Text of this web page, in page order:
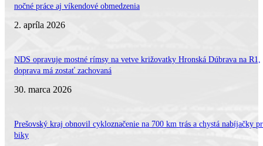
nočné práce aj víkendové obmedzenia
2. apríla 2026
NDS opravuje mostné rímsy na vetve križovatky Hronská Dúbrava na R1,
doprava má zostať zachovaná
30. marca 2026
Prešovský kraj obnovil cykloznačenie na 700 km trás a chystá nabíjačky
biky